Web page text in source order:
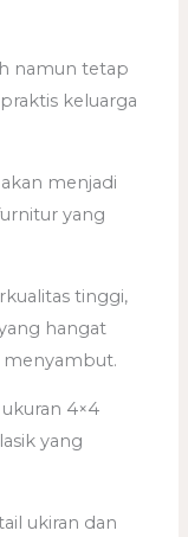
namun tetap
keluarga
menjadi
yang
tinggi,
hangat
menyambut.
4×4
yang
ukiran dan